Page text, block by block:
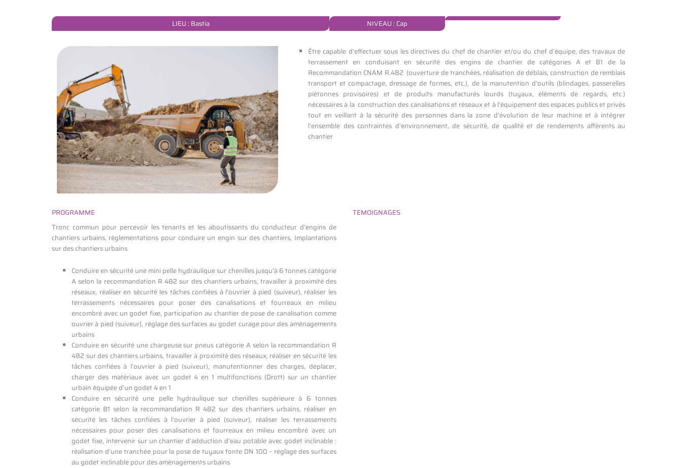
LIEU : Bastia NIVEAU : Cap
Être capable d’effectuer sous les directives du chef de chantier et/ou du chef d’équipe, des travaux de
terrassement en conduisant en sécurité des engins de chantier de catégories A et B1 de la
Recommandation CNAM R.482 (ouverture de tranchées, réalisation de déblais, construction de remblais
transport et compactage, dressage de formes, etc.), de la manutention d’outils (blindages, passerelles
piétonnes provisoires) et de produits manufacturés lourds (tuyaux, éléments de regards, etc.)
nécessaires à la construction des canalisations et réseaux et à l’équipement des espaces publics et privés
tout en veillant à la sécurité des personnes dans la zone d’évolution de leur machine et à intégrer
l’ensemble des contraintes d’environnement, de sécurité, de qualité et de rendements afférents au
chantier
PROGRAMME
Tronc commun pour percevoir les tenants et les aboutissants du conducteur d’engins de
chantiers urbains, règlementations pour conduire un engin sur des chantiers, Implantations
sur des chantiers urbains
Conduire en sécurité une mini pelle hydraulique sur chenilles jusqu’à 6 tonnes catégorie
A selon la recommandation R 482 sur des chantiers urbains, travailler à proximité des
réseaux, réaliser en sécurité les tâches confiées à l’ouvrier à pied (suiveur), réaliser les
terrassements nécessaires pour poser des canalisations et fourreaux en milieu
encombré avec un godet fixe, participation au chantier de pose de canalisation comme
ouvrier à pied (suiveur), réglage des surfaces au godet curage pour des aménagements
urbains
Conduire en sécurité une chargeuse sur pneus catégorie A selon la recommandation R
482 sur des chantiers urbains, travailler à proximité des réseaux, réaliser en sécurité les
tâches confiées à l’ouvrier à pied (suiveur), manutentionner des charges, déplacer,
charger des matériaux avec un godet 4 en 1 multifonctions (Drott) sur un chantier
urbain équipée d’un godet 4 en 1
Conduire en sécurité une pelle hydraulique sur chenilles supérieure à 6 tonnes
catégorie B1 selon la recommandation R 482 sur des chantiers urbains, réaliser en
sécurité les tâches confiées à l’ouvrier à pied (suiveur), réaliser les terrassements
nécessaires pour poser des canalisations et fourreaux en milieu encombré avec un
godet fixe, intervenir sur un chantier d’adduction d’eau potable avec godet inclinable :
réalisation d’une tranchée pour la pose de tuyaux fonte DN 100 – réglage des surfaces
au godet inclinable pour des aménagements urbains
TEMOIGNAGES